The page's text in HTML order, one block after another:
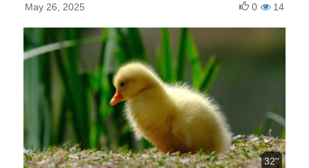
May 26, 2025 14
0
32''